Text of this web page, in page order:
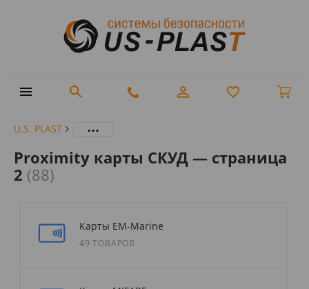
U.S. PLAST ...
Proximity карты СКУД — страница
2 (88)
Карты EM-Marine
49 ТОВАРОВ